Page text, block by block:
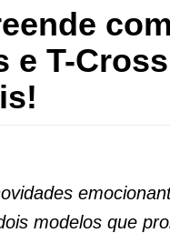
e T-
modelos que